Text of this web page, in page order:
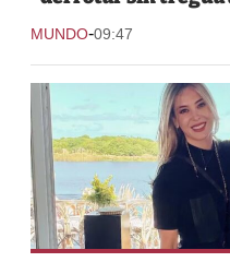
MUNDO-09:47